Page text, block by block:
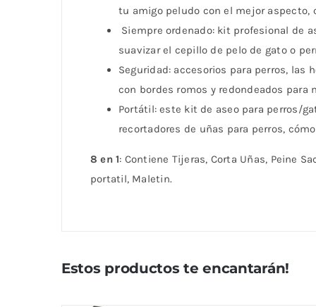
tu amigo peludo con el mejor aspecto,
Siempre ordenado: kit profesional de
suavizar el cepillo de pelo de gato o
Seguridad: accesorios para perros, las
con bordes romos y redondeados para
Portátil: este kit de aseo para perros/
recortadores de uñas para perros,
8 en 1: Contiene Tijeras, Corta Uñas, Peine
portatil, Maletin.
Estos productos te encantarán!